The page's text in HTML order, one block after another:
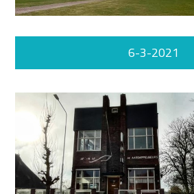
6-3-2021